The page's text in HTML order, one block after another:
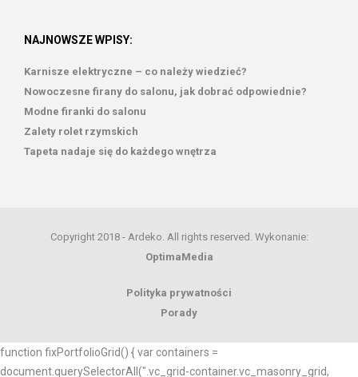
NAJNOWSZE WPISY:
Karnisze elektryczne – co należy wiedzieć?
Nowoczesne firany do salonu, jak dobrać odpowiednie?
Modne firanki do salonu
Zalety rolet rzymskich
Tapeta nadaje się do każdego wnętrza
Copyright 2018 - Ardeko. All rights reserved. Wykonanie:
OptimaMedia
Polityka prywatności
Porady
function fixPortfolioGrid() { var containers =
document.querySelectorAll(".vc_grid-container.vc_masonry_grid,